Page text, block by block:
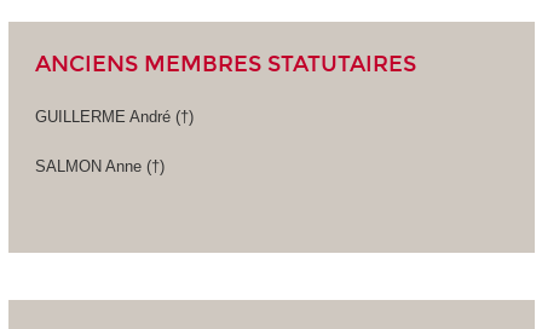
ANCIENS MEMBRES STATUTAIRES
GUILLERME André (†)
SALMON Anne (†)